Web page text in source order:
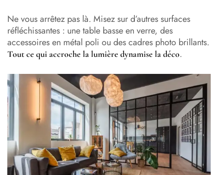
Ne vous arrêtez pas là. Misez sur d’autres surfaces
réfléchissantes : une table basse en verre, des
accessoires en métal poli ou des cadres photo brillants.
Tout ce qui accroche la lumière dynamise la déco.